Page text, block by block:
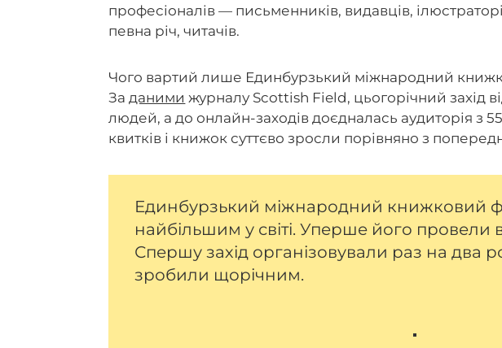
професіоналів — письменників, видавців,
певна річ, читачів.
Чого вартий лише Единбурзький міжнародний
Заданими журналу Scottish Field, цьогорічний захід
людей, а до онлайн-заходів доєдналась аудиторія з
квитків і книжок суттєво зросли порівняно з
Единбурзький міжнародний книжковий
найбільшим у світі. Уперше його провели
Спершу захід організовували раз на два
зробили щорічним.